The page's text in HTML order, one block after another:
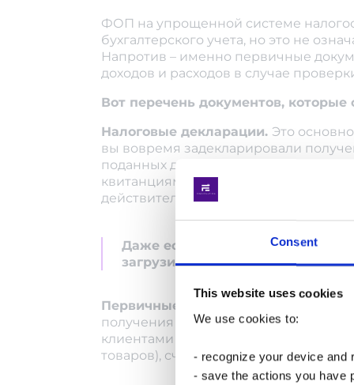
Consent
This website uses cookies
We use cookies to:
- recognize your device and
- save the actions you have
ФОП на упрощенной системе
бухгалтерского учета, но это не
Напротив – именно первичные
доходов и расходов в случае
Вот перечень документов,
Налоговые декларации. Это
вы вовремя задекларировали
поданных деклараций за период
квитанциями о приеме от налоговой
действительно поступила и принята
Даже если декларация подана
загрузить подтверждение
Первичные документы.
получения дохода или
клиентами или подрядчиками, акты
товаров), счета-фактуры и другие
Якою